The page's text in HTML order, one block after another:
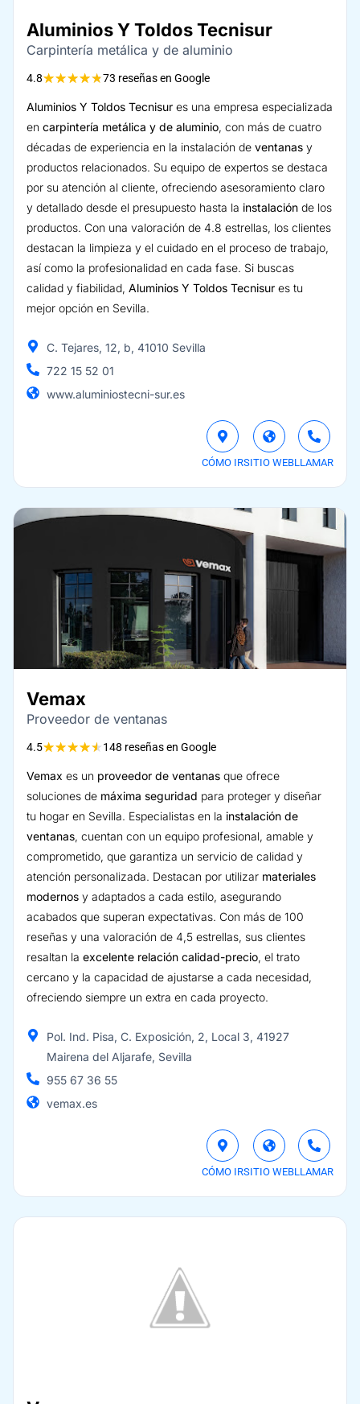
Aluminios Y Toldos Tecnisur
Carpintería metálica y de aluminio
4.8★★★★★73 reseñas en Google
Aluminios Y Toldos Tecnisur es una empresa especializada
en carpintería metálica y de aluminio, con más de cuatro
décadas de experiencia en la instalación de ventanas y
productos relacionados. Su equipo de expertos se destaca
por su atención al cliente, ofreciendo asesoramiento claro
y detallado desde el presupuesto hasta la instalación de los
productos. Con una valoración de 4.8 estrellas, los clientes
destacan la limpieza y el cuidado en el proceso de trabajo,
así como la profesionalidad en cada fase. Si buscas
calidad y fiabilidad, Aluminios Y Toldos Tecnisur es tu
mejor opción en Sevilla.
C. Tejares, 12, b, 41010 Sevilla
722 15 52 01
www.aluminiostecni-sur.es
CÓMO IRSITIO WEBLLAMAR
Vemax
Proveedor de ventanas
4.5★★★★★ 148 reseñas en Google
Vemax es un proveedor de ventanas que ofrece
soluciones de máxima seguridad para proteger y diseñar
tu hogar en Sevilla. Especialistas en la instalación de
ventanas, cuentan con un equipo profesional, amable y
comprometido, que garantiza un servicio de calidad y
atención personalizada. Destacan por utilizar materiales
modernos y adaptados a cada estilo, asegurando
acabados que superan expectativas. Con más de 100
reseñas y una valoración de 4,5 estrellas, sus clientes
resaltan la excelente relación calidad-precio, el trato
cercano y la capacidad de ajustarse a cada necesidad,
ofreciendo siempre un extra en cada proyecto.
Pol. Ind. Pisa, C. Exposición, 2, Local 3, 41927
Mairena del Aljarafe, Sevilla
955 67 36 55
vemax.es
CÓMO IRSITIO WEBLLAMAR